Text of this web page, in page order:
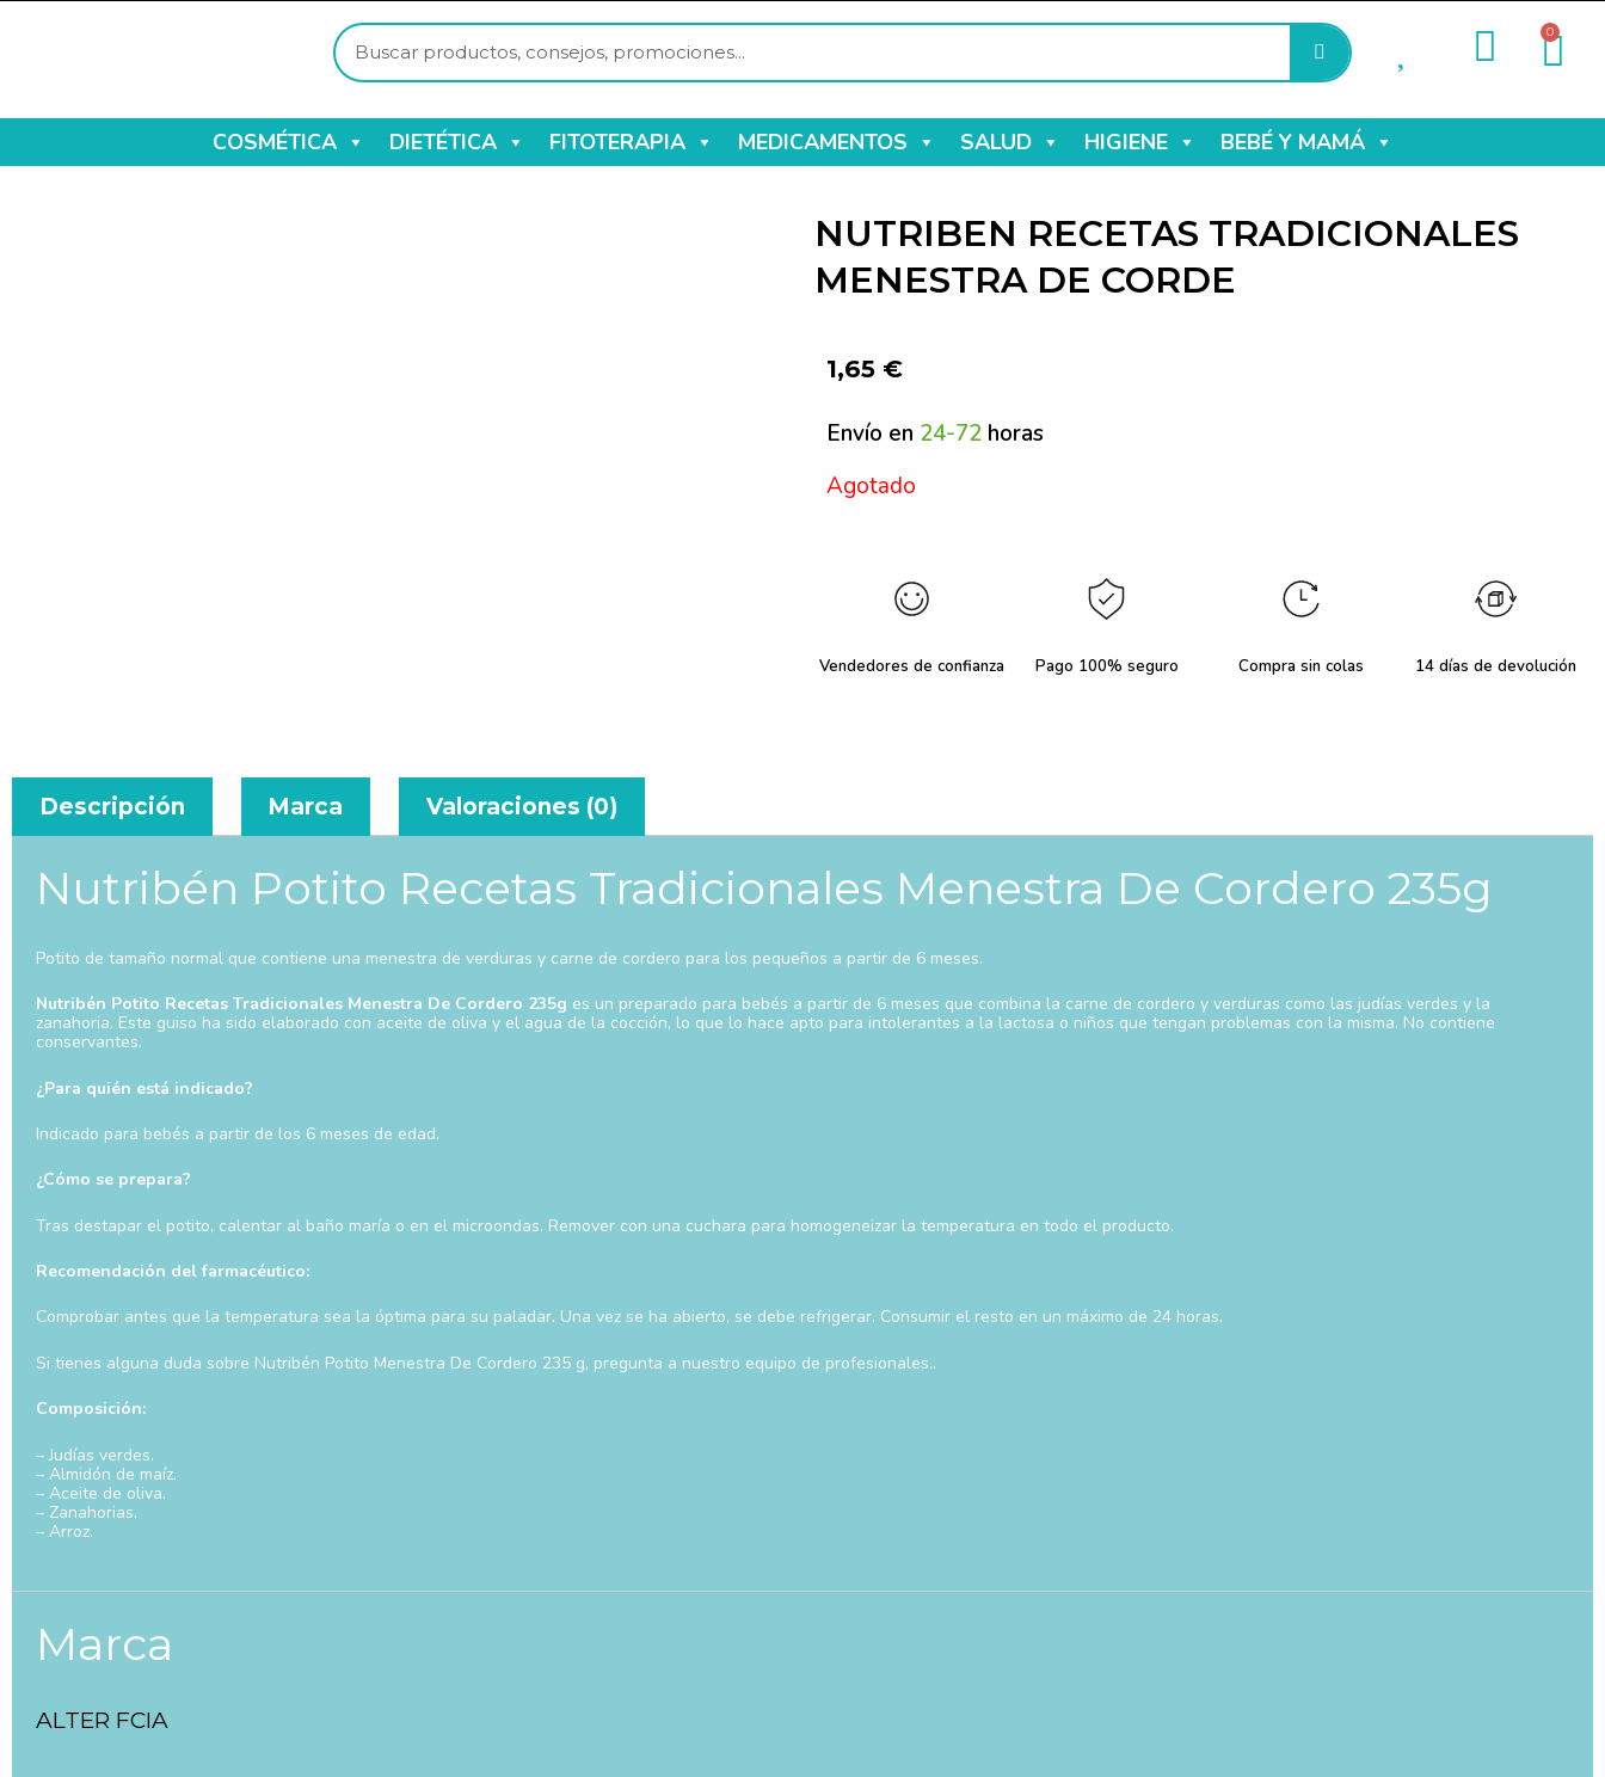
0
COSMÉTICA DIETÉTICA FITOTERAPIA MEDICAMENTOS SALUD HIGIENE BEBÉ Y MAMÁ
NUTRIBEN RECETAS TRADICIONALES
MENESTRA DE CORDE
1,65 €
Envío en 24-72 horas
Agotado
Vendedores de confianza Pago 100% seguro Compra sin colas 14 días de devolución
Descripción Marca Valoraciones (0)
Nutribén Potito Recetas Tradicionales Menestra De Cordero 235g
Potito de tamaño normal que contiene una menestra de verduras y carne de cordero para los pequeños a partir de 6 meses.
Nutribén Potito Recetas Tradicionales Menestra De Cordero 235g es un preparado para bebés a partir de 6 meses que combina la carne de cordero y verduras como las judías verdes y la
zanahoria. Este guiso ha sido elaborado con aceite de oliva y el agua de la cocción, lo que lo hace apto para intolerantes a la lactosa o niños que tengan problemas con la misma. No contiene
conservantes.
¿Para quién está indicado?
Indicado para bebés a partir de los 6 meses de edad.
¿Cómo se prepara?
Tras destapar el potito, calentar al baño maría o en el microondas. Remover con una cuchara para homogeneizar la temperatura en todo el producto.
Recomendación del farmacéutico:
Comprobar antes que la temperatura sea la óptima para su paladar. Una vez se ha abierto, se debe refrigerar. Consumir el resto en un máximo de 24 horas.
Si tienes alguna duda sobre Nutribén Potito Menestra De Cordero 235 g, pregunta a nuestro equipo de profesionales..
Composición:
– Judías verdes.
– Almidón de maíz.
– Aceite de oliva.
– Zanahorias.
– Arroz.
Marca
ALTER FCIA